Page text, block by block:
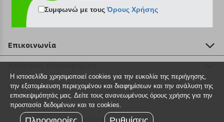
Εγγραφή στο newsletter
Επικοινωνία
211 2000 700
info@plus4u.gr
Η εταιρία
Σημεία παραλαβής
Ευκαιρίες καριέρας
Βοήθεια
Εξέλιξη παραγγελίας
Τρόποι παραγγελίας
Συμφωνώ με τουςΌρους Χρήσης
Η ιστοσελίδα χρησιμοποιεί cookies για την ευκολία της περιήγησης,
την εξατομίκευση περιεχομένου και διαφημίσεων και την ανάλυση της
επισκεψιμότητάς μας. Δείτε τους ανανεωμένους όρους χρήσης για την
προστασία δεδομένων και τα cookies.